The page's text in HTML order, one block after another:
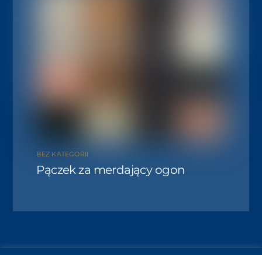
BEZ KATEGORII
Pączek za merdający ogon